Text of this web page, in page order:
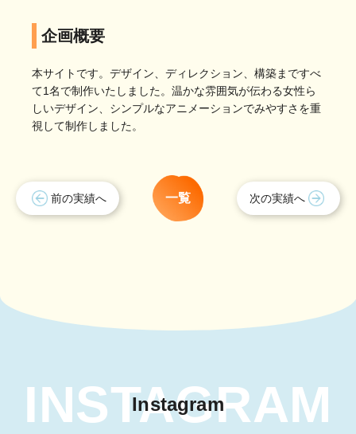
企画概要
本サイトです。デザイン、ディレクション、構築まですべ
て1名で制作いたしました。温かな雰囲気が伝わる女性ら
しいデザイン、シンプルなアニメーションでみやすさを重
視して制作しました。
前の実績へ 一覧 次の実績へ
INSTAGRAM
Instagram